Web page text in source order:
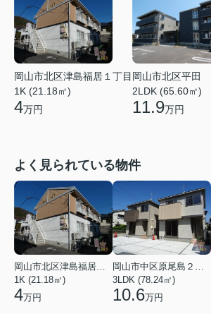
岡山市北区津島福居１丁目
1K (21.18㎡)
4万円
岡山市北区平田
2LDK (65.60㎡)
11.9万円
よく見られている物件
岡山市北区津島福居１丁目
1K (21.18㎡)
4万円
岡山市中区原尾島２丁目
3LDK (78.24㎡)
10.6万円